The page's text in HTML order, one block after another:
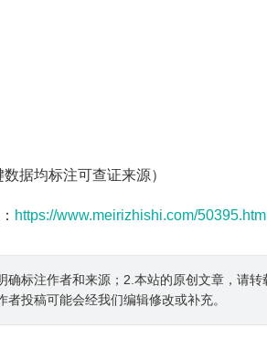
据均标注可查证来源）
https://www.meirizhishi.com/50395.html
确标注作者和来源；2.本站的原创文章，请
投稿可能会经我们编辑修改或补充。